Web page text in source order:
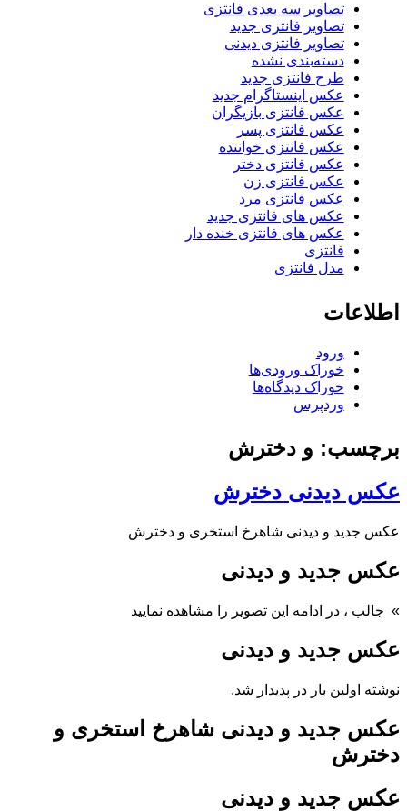
تصاویر سه بعدی فانتزی
تصاویر فانتزی جدید
تصاویر فانتزی دیدنی
دسته‌بندی نشده
طرح فانتزی جدید
عکس اینستاگرام جدید
عکس فانتزی بازیگران
عکس فانتزی پسر
عکس فانتزی خواننده
عکس فانتزی دختر
عکس فانتزی زن
عکس فانتزی مرد
عکس های فانتزی جدید
عکس های فانتزی خنده دار
فانتزی
مدل فانتزی
اطلاعات
ورود
خوراک ورودی‌ها
خوراک دیدگاه‌ها
وردپرس
برچسب: و دخترش
عکس دیدنی دخترش
عکس جدید و دیدنی شاهرخ استخری و دخترش
عکس جدید و دیدنی
» جالب ، در ادامه این تصویر را مشاهده نمایید
عکس جدید و دیدنی
نوشته اولین بار در پدیدار شد.
عکس جدید و دیدنی شاهرخ استخری و
دخترش
عکس جدید و دیدنی